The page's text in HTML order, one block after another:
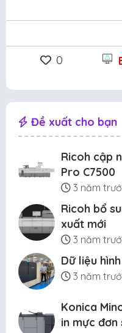
0
Đề xuất cho bạn
Ricoh cập
Pro C7500
3 năm
Ricoh bổ
xuất mới
3 năm
Dữ liệu
3 năm
Konica
in mực đơn